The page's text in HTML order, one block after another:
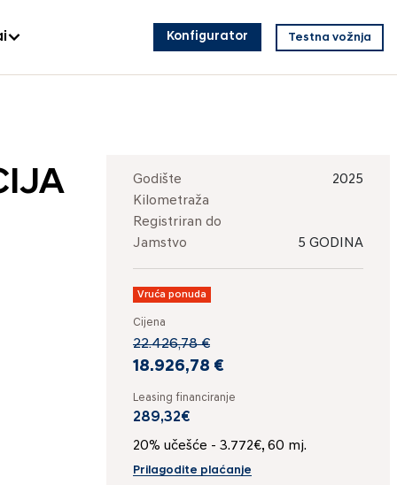
Konfigurator Testna vožnja
Godište
2025
Kilometraža
Registriran do
Jamstvo
5 GODINA
Vruća ponuda
Cijena
22.426,78 €
18.926,78 €
Leasing financiranje
289,32€
20% učešće - 3.772€, 60 mj.
Prilagodite plaćanje